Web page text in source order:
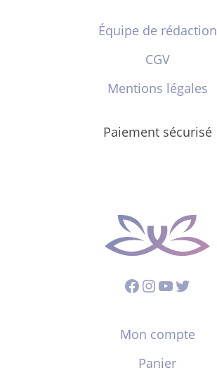
Équipe de rédaction
CGV
Mentions légales
Paiement sécurisé
Facebook
Instagram
YouTube
Twitter
Mon compte
Panier